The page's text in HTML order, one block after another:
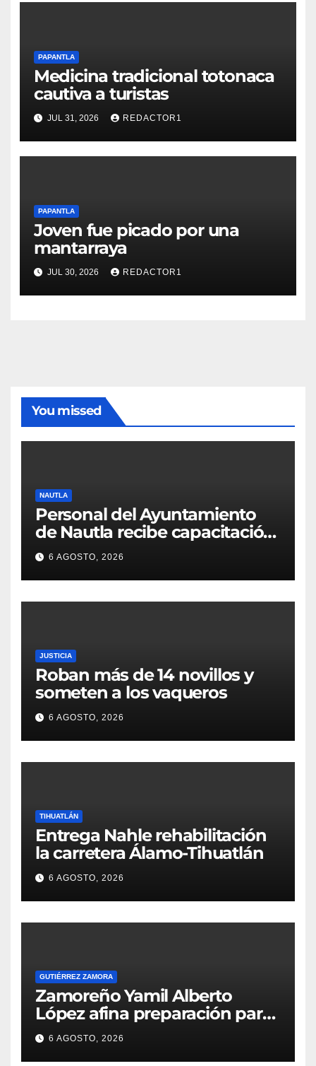
PAPANTLA
Medicina tradicional totonaca
cautiva a turistas
JUL 31, 2026 REDACTOR1
PAPANTLA
Joven fue picado por una
mantarraya
JUL 30, 2026 REDACTOR1
You missed
NAUTLA
Personal del Ayuntamiento
de Nautla recibe capacitación
en atención a emergencias
6 AGOSTO, 2026
JUSTICIA
Roban más de 14 novillos y
someten a los vaqueros
6 AGOSTO, 2026
TIHUATLÁN
Entrega Nahle rehabilitación
la carretera Álamo-Tihuatlán
6 AGOSTO, 2026
GUTIÉRREZ ZAMORA
Zamoreño Yamil Alberto
López afina preparación para
participar en el Mundial
Máster de Atletismo en Corea
6 AGOSTO, 2026